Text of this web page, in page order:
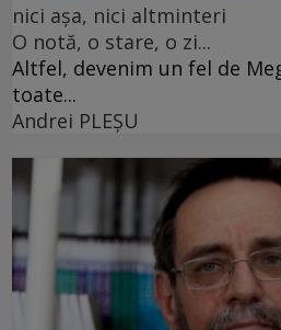
nici așa, nici altminteri
O notă, o stare, o zi...
Altfel, devenim un fel de
toate...
Andrei PLEŞU